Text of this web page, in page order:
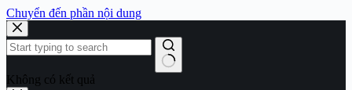
Chuyển đến phần nội dung
Không có kết quả